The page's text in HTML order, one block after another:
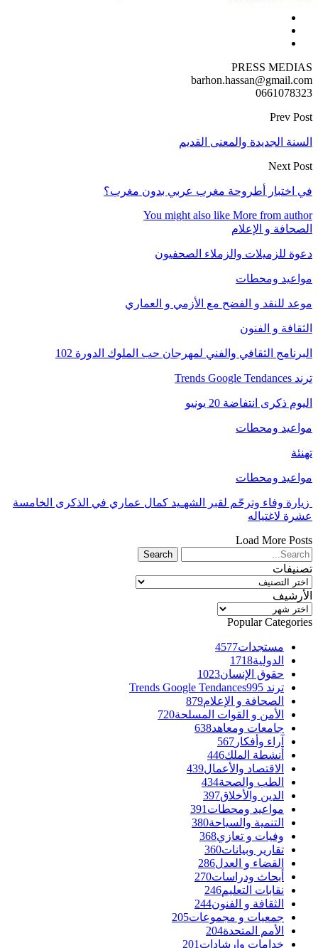
PRESS MEDIAS
barhon.hassan@gmail.com
0661078323
Prev Post
السنة الجديدة والمعنى القديم
Next Post
في اختبار أطروحة مغرب عربي بدون مغرب؟
You might also like More from author
الصحافة و الإعلام
دعوة للزميلات والزملاء الصحفيون
مواعيد ومحطات
موعد للنقد و الفضح مع الأزمي و العماري
الثقافة و الفنون
البرنامج الثقافي والفني لمهرجان حب الملوك الدورة 102
ترند Trends Google Tendances
اليوم ذكرى انتفاضة 20 يونيو
مواعيد ومحطات
تهنئة
مواعيد ومحطات
زيارة وفاء وترحّم لقبر الشهـيد كمال عماري في الذكرى الخامسة
عشرة لاغتياله
Load More Posts
تصنيفات
تصنيفات
الأرشيف
الأرشيف
Popular Categories
مستجدات4577
الدولية1718
حقوق الإنسان1023
ترند Trends Google Tendances 995
الصحافة و الإعلام879
الأمن و القوات المسلحة720
جامعات ومعاهد638
آراء وأفكار 567
أنشطة الملك446
الاقتصاد والأعمال439
الطب والصحة434
الدين والأخلاق397
مواعيد ومحطات 391
التنمية والسياحة380
وفيات و تعازي368
تقارير وبيانات360
القضاء و العدل286
أبحاث ودراسات270
نقابات التعليم246
الثقافة و الفنون244
جمعيات و مجموعات205
الأمم المتحدة204
خدامات وإرشادات 201